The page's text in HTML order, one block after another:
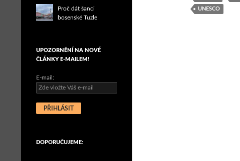
UNESCO
Proč dát šanci
bosenské Tuzle
UPOZORNĚNÍ NA NOVÉ
ČLÁNKY E-MAILEM!
E-mail:
DOPORUČUJEME: